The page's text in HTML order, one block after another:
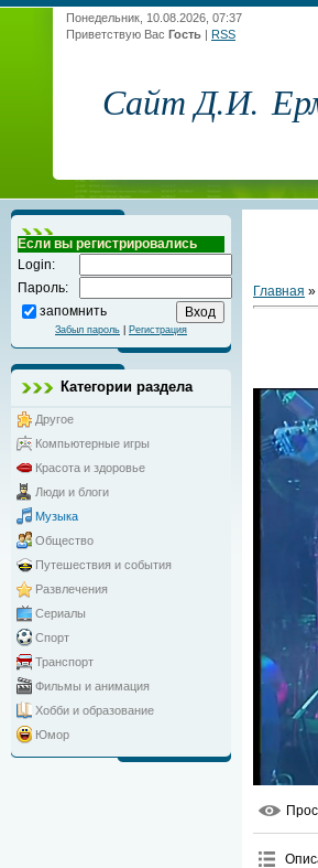
Понедельник, 10.08.2026, 07:37
Приветствую Вас Гость | RSS
Сайт Д.И.
Если вы регистрировались
Login:
Пароль:
запомнить
Забыл пароль Регистрация
Категории раздела
Другое
Компьютерные игры
Красота и здоровье
Люди и блоги
Музыка
Общество
Путешествия и события
Развлечения
Сериалы
Спорт
Транспорт
Фильмы и анимация
Хобби и образование
Юмор
Главная »